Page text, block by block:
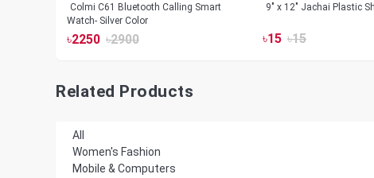
Colmi C61 Bluetooth Calling Smart
Watch- Silver Color
৳2250 ৳2900
9" x 12" Jachai Plastic
৳15 ৳15
Related Products
All
Women's Fashion
Mobile & Computers